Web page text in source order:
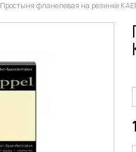
Простыня фланелевая на резинке